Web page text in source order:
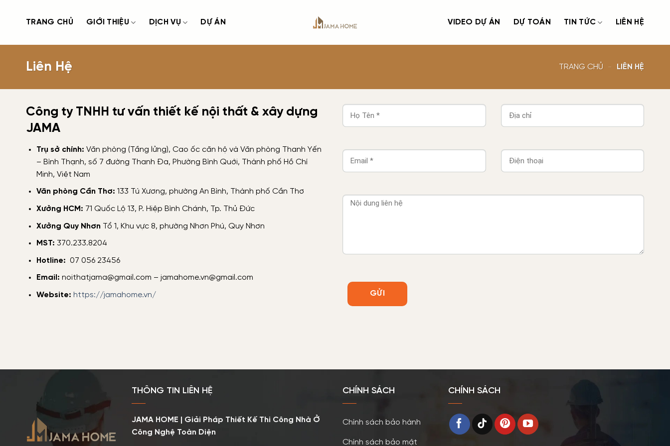
dung
TRANG CHỦ GIỚI THIỆU DỊCH VỤ DỰ ÁN VIDEO DỰ ÁN DỰ TOÁN TIN TỨC LIÊN HỆ
Liên Hệ TRANG CHỦ - LIÊN HỆ
Công ty TNHH tư vấn thiết kế nội thất & xây dựng
JAMA
Trụ sở chính: Văn phòng (Tầng lửng), Cao ốc căn hộ và Văn phòng Thanh Yến
– Bình Thạnh, số 7 đường Thanh Đa, Phường Bình Quới, Thành phố Hồ Chí
Minh, Việt Nam
Văn phòng Cần Thơ: 133 Tú Xương, phường An Bình, Thành phố Cần Thơ
Xưởng HCM: 71 Quốc Lộ 13, P. Hiệp Bình Chánh, Tp. Thủ Đức
Xưởng Quy Nhơn Tổ 1, Khu vực 8, phường Nhơn Phú, Quy Nhơn
MST: 370.233.8204
Hotline: 07 056 23456
Email: noithatjama@gmail.com – jamahome.vn@gmail.com
Website: https://jamahome.vn/
THÔNG TIN LIÊN HỆ
JAMA HOME | Giải Pháp Thiết Kế Thi Công Nhà Ở
Công Nghệ Toàn Diện
CHÍNH SÁCH
Chính sách bảo hành
Chính sách bảo mật
CHÍNH SÁCH